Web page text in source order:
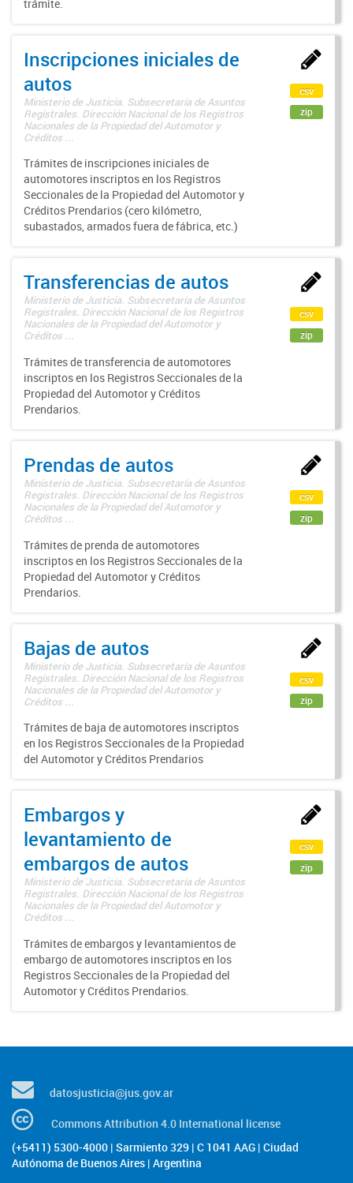
trámite.
Inscripciones iniciales de
autos
Ministerio de Justicia. Subsecretaría de Asuntos
Registrales. Dirección Nacional de los Registros
Nacionales de la Propiedad del Automotor y
Créditos ...
Trámites de inscripciones iniciales de
automotores inscriptos en los Registros
Seccionales de la Propiedad del Automotor y
Créditos Prendarios (cero kilómetro,
subastados, armados fuera de fábrica, etc.)
csv
zip
Transferencias de autos
Ministerio de Justicia. Subsecretaría de Asuntos
Registrales. Dirección Nacional de los Registros
Nacionales de la Propiedad del Automotor y
Créditos ...
Trámites de transferencia de automotores
inscriptos en los Registros Seccionales de la
Propiedad del Automotor y Créditos
Prendarios.
csv
zip
Prendas de autos
Ministerio de Justicia. Subsecretaría de Asuntos
Registrales. Dirección Nacional de los Registros
Nacionales de la Propiedad del Automotor y
Créditos ...
Trámites de prenda de automotores
inscriptos en los Registros Seccionales de la
Propiedad del Automotor y Créditos
Prendarios.
csv
zip
Bajas de autos
Ministerio de Justicia. Subsecretaría de Asuntos
Registrales. Dirección Nacional de los Registros
Nacionales de la Propiedad del Automotor y
Créditos ...
Trámites de baja de automotores inscriptos
en los Registros Seccionales de la Propiedad
del Automotor y Créditos Prendarios
csv
zip
Embargos y
levantamiento de
embargos de autos
Ministerio de Justicia. Subsecretaría de Asuntos
Registrales. Dirección Nacional de los Registros
Nacionales de la Propiedad del Automotor y
Créditos ...
Trámites de embargos y levantamientos de
embargo de automotores inscriptos en los
Registros Seccionales de la Propiedad del
Automotor y Créditos Prendarios.
csv
zip
datosjusticia@jus.gov.ar
Commons Attribution 4.0 International license
(+5411) 5300-4000 | Sarmiento 329 | C 1041 AAG | Ciudad
Autónoma de Buenos Aires | Argentina